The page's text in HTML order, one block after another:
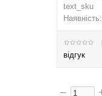
text_sku
Наявність:
відгук